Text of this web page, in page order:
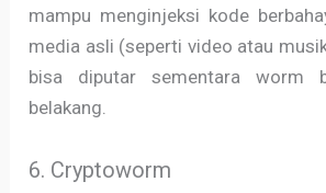
mampu menginjeksi kode
media asli (seperti video atau
bisa diputar sementara worm
belakang.
6. Cryptoworm